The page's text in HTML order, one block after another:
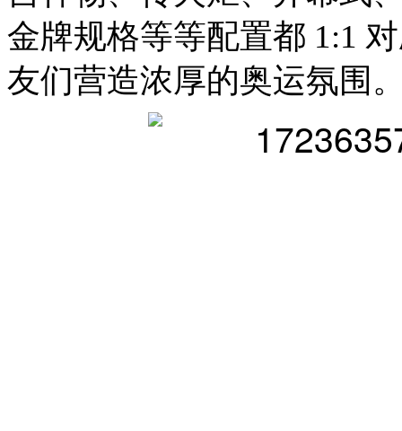
金牌规格等等配置都 1:1
友们营造浓厚的奥运氛围